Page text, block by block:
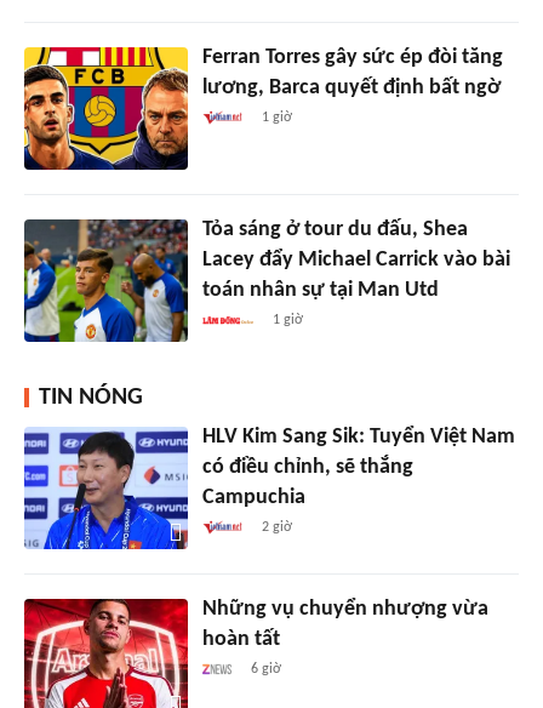
Ferran Torres gây sức ép đòi tăng
lương, Barca quyết định bất ngờ
1 giờ
Tỏa sáng ở tour du đấu, Shea
Lacey đẩy Michael Carrick vào bài
toán nhân sự tại Man Utd
1 giờ
TIN NÓNG
HLV Kim Sang Sik: Tuyển Việt Nam
có điều chỉnh, sẽ thắng
Campuchia
2 giờ
Những vụ chuyển nhượng vừa
hoàn tất
6 giờ